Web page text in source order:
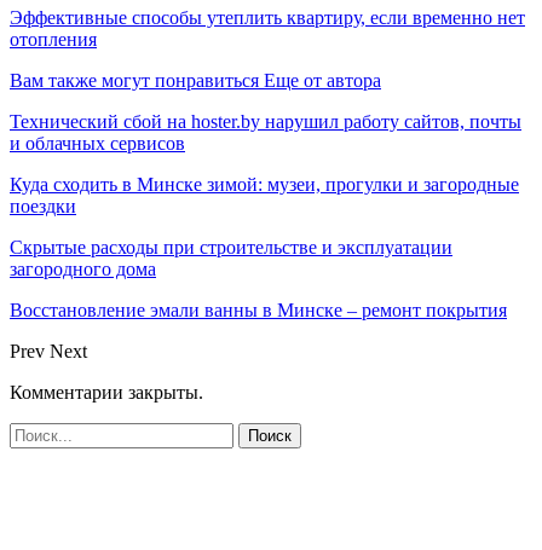
Эффективные способы утеплить квартиру, если временно нет
отопления
Вам также могут понравиться Еще от автора
Технический сбой на hoster.by нарушил работу сайтов, почты
и облачных сервисов
Куда сходить в Минске зимой: музеи, прогулки и загородные
поездки
Скрытые расходы при строительстве и эксплуатации
загородного дома
Восстановление эмали ванны в Минске – ремонт покрытия
Prev Next
Комментарии закрыты.